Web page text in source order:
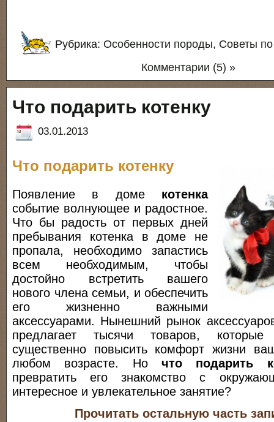
Рубрика: Особенности породы, Советы
Комментарии (5) »
Что подарить котенку
03.01.2013
Что подарить котенку
Появление в доме котенка
событие волнующее и радостное.
Что бы радость от первых дней
пребывания котенка в доме не
пропала, необходимо запастись
всем необходимым, чтобы
достойно встретить вашего
нового члена семьи, и обеспечить
его жизненно важными
аксессуарами. Нынешний рынок
предлагает тысячи товаров,
существенно повысить комфорт жизни
любом возрасте. Но что подарить
превратить его знакомство с
интересное и увлекательное занятие?
Прочитать остальную часть